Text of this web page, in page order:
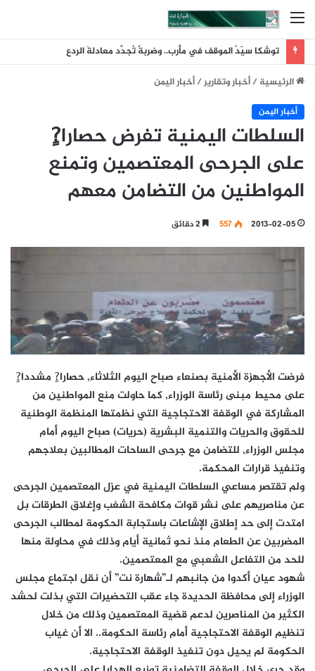
القائمة
توشكا سيّدُ الموقف في مأرب.. وضربةٌ تُجدِّد معادلةَ الردع
الرئيسية/أخبار وتقارير/أخبار اليمن
أخبار اليمن
السلطات اليمنية تفرض حصارا?ٍ
على الجرحى المعتصمين وتمنع
المواطنين من التضامن معهم
2013-02-05
557
فرضت الأجهزة الأمنية بصنعاء صباح اليوم الثلاثاء, حصارا?ٍ مشددا?ٍ
على محيط مبنى رئاسة الوزراء, كما حاولت منع المواطنين من
المشاركة في الوقفة الاحتجاجية التي نظمتها المنظمة الوطنية
للحقوق والحريات والتنمية البشرية (حريات) صباح اليوم أمام
مجلس الوزراء, للتضامن مع جرحى الساحات المطالبين بعلاجهم
وتنفيذ قرارات المحكمة.
ولم تقتصر مساعي السلطات اليمنية في عزل المعتصمين الجرحى
عن مناصريهم على نشر قوات مكافحة الشغب وإغلاق الطرقات بل
امتدت إلى حد إطلاق الإشاعات باستجابة الحكومة لمطالب الجرحى
المضربين عن الطعام منذ نحو ثمانية أيام وذلك في محاولة منها
للحد من التفاعل الشعبي مع المعتصمين.
شهود عيان أكدوا من جانبهم لـ”شهارة نت” أن نقل اجتماع مجلس
الوزراء إلى محافظة الحديدة جاء عقب التحضيرات التي بذلت لحشد
الكثير من المناصرين لدعم قضية المعتصمين وذلك من خلال
تنظيم الوقفة الاحتجاجية أمام رئاسة الحكومة.. الا أن غياب
الحكومة لم يحيل دون تنفيذ الوقفة الاحتجاجية.